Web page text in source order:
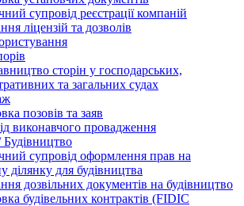
супровід реєстрації компаній
ліцензій та дозволів
сторін у господарських,
та загальних судах
позовів та заяв
виконавчого провадження
Будівництво
супровід оформлення прав на
ділянку для будівництва
дозвільних документів на будівництво
будівельних контрактів (FIDIC